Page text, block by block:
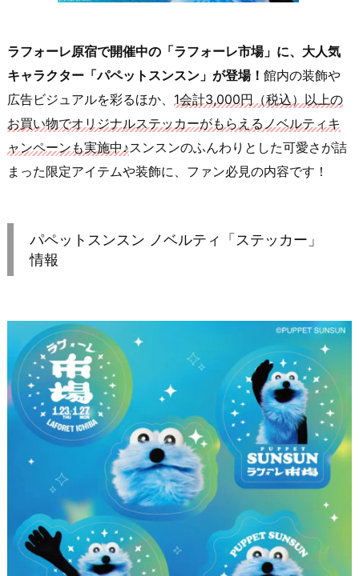
ラフォーレ原宿で開催中の「ラフォーレ市場」に、大人気
キャラクター「パペットスンスン」が登場！ 館内の装飾や
広告ビジュアルを彩るほか、 1会計3,000円（税込）以上の
お買い物でオリジナルステッカーがもらえるノベルティキ
ャンペーンも実施中♪スンスンのふんわりとした可愛さが詰
まった限定アイテムや装飾に、ファン必見の内容です！
パペットスンスン ノベルティ「ステッカー」
情報